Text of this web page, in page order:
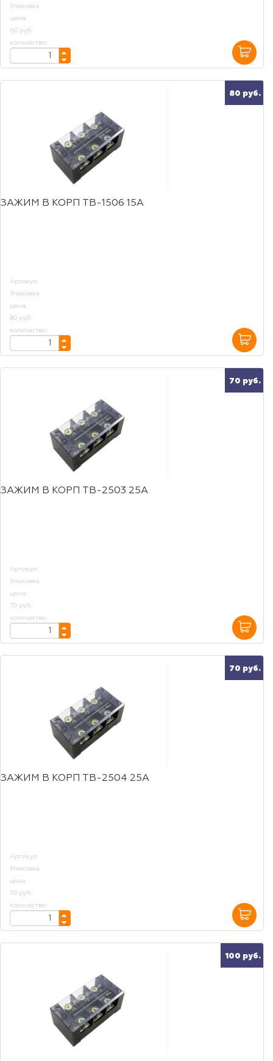
Упаковка
цена:
60 руб.
количество:
80 руб.
ЗАЖИМ В КОРП ТВ-1506 15А
Артикул
Упаковка
цена:
80 руб.
количество:
70 руб.
ЗАЖИМ В КОРП ТВ-2503 25А
Артикул
Упаковка
цена:
70 руб.
количество:
70 руб.
ЗАЖИМ В КОРП ТВ-2504 25А
Артикул
Упаковка
цена:
70 руб.
количество:
100 руб.